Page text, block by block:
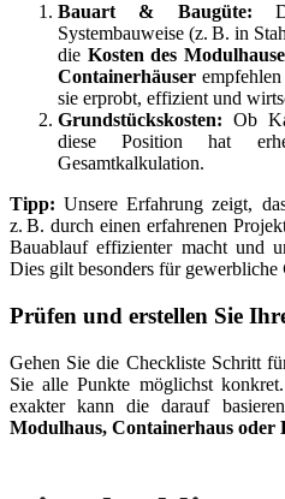
Bauart & Baugüte:
Systembauweise (z. B. in
die Kosten des
Containerhäuser
sie erprobt, effizient und
Grundstückskosten: Ob
diese Position hat
Gesamtkalkulation.
Tipp: Unsere Erfahrung zeigt,
z. B. durch einen erfahrenen
Bauablauf effizienter macht und
Dies gilt besonders für gewerbliche
Prüfen und erstellen Sie
Gehen Sie die Checkliste Schritt
Sie alle Punkte möglichst
exakter kann die darauf
Modulhaus, Containerhaus oder